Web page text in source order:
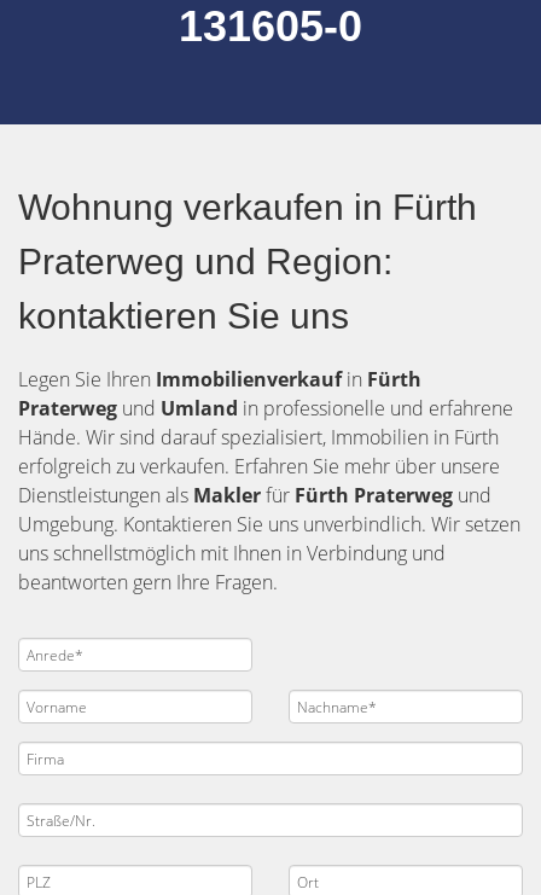
131605-0
Wohnung verkaufen in Fürth
Praterweg und Region:
kontaktieren Sie uns
Legen Sie Ihren Immobilienverkaufin Fürth
Praterweg und Umland in professionelle und erfahrene
Hände. Wir sind darauf spezialisiert, Immobilien in Fürth
erfolgreich zu verkaufen. Erfahren Sie mehr über unsere
Dienstleistungen als Maklerfür Fürth Praterweg und
Umgebung. Kontaktieren Sie uns unverbindlich. Wir setzen
uns schnellstmöglich mit Ihnen in Verbindung und
beantworten gern Ihre Fragen.